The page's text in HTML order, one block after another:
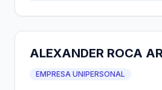
ALEXANDER ROCA
EMPRESA UNIPERSONAL